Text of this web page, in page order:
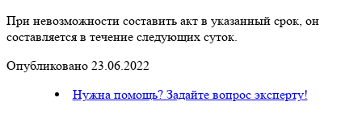
При невозможности составить акт в указанный срок, он
составляется в течение следующих суток.
Опубликовано 23.06.2022
Нужна помощь? Задайте вопрос эксперту!